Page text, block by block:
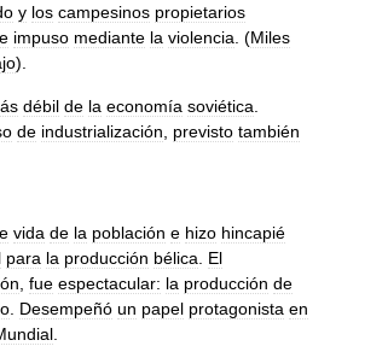
y los campesinos propietarios
impuso mediante la violencia. (Miles
).
débil de la economía soviética.
de industrialización, previsto también
vida de la población e hizo hincapié
para la producción bélica. El
, fue espectacular: la producción de
. Desempeñó un papel protagonista en
.